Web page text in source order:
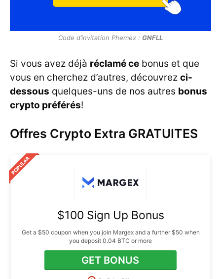
Code d’invitation Phemex : GNFLL
Si vous avez déjà réclamé ce bonus et que
vous en cherchez d’autres, découvrez ci-
dessous quelques-uns de nos autres bonus
crypto préférés!
Offres Crypto Extra GRATUITES
$100 Sign Up Bonus
Get a $50 coupon when you join Margex and a further $50 when
you deposit 0.04 BTC or more
GET BONUS